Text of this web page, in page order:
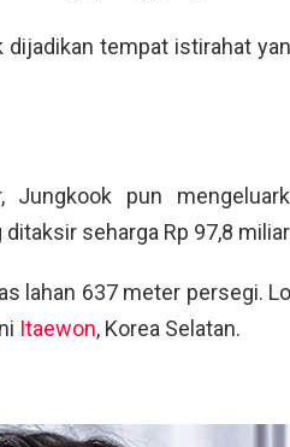
tempat istirahat
pun
seharga Rp 97,8
lahan 637 meter persegi.
Itaewon, Korea Selatan.